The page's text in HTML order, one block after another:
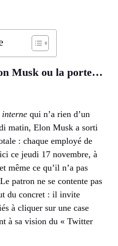
Musk ou la porte…
qui n’a rien d’un
matin, Elon Musk a sorti
: chaque employé de
ce jeudi 17 novembre, à
même ce qu’il n’a pas
patron ne se contente pas
du concret : il invite
à cliquer sur une case
à sa vision du « Twitter